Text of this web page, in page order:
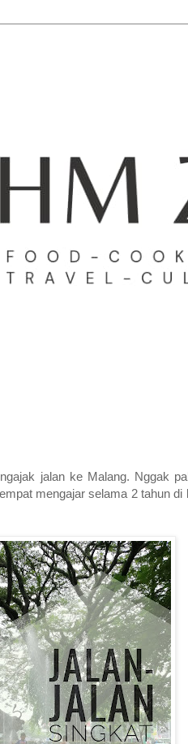
jalan ke Malang. Nggak
mengajar selama 2 tahun